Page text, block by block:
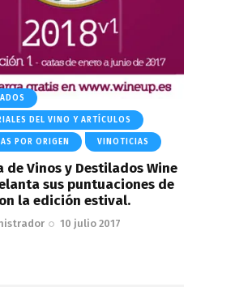
DEL VINO Y ARTÍCULOS
POR ORIGEN VINOTICIAS
de Vinos y Destilados Wine
sus puntuaciones de
la edición estival.
10 julio 2017